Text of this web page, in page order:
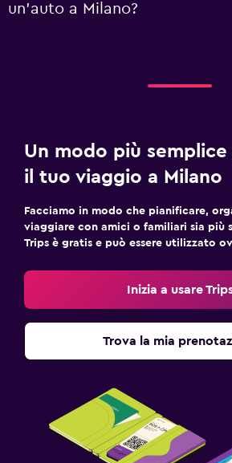
un'auto a Milano?
Un modo più
il tuo viaggio a Milano
Facciamo in modo che pianificare,
viaggiare con amici o familiari sia più
Trips è gratis e può essere utilizzato
Inizia a usare
Trova la mia